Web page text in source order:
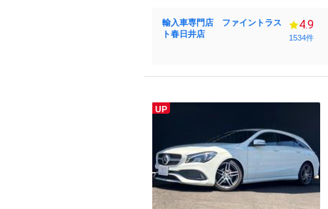
輸入車専門店 ファイントラス
ト春日井店
4.9
1534件
UP